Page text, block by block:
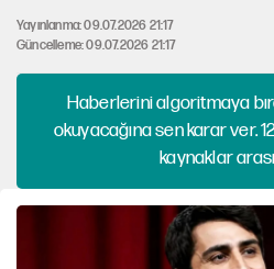
Yayınlanma: 09.07.2026 21:17
Güncelleme: 09.07.2026 21:17
Haberlerini algoritmaya
okuyacağına sen karar ver.
kaynaklar